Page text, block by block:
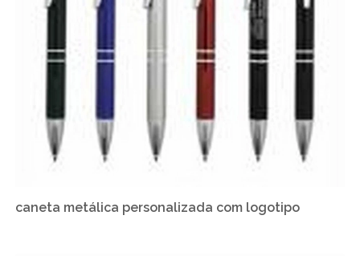
caneta metálica personalizada com logotipo